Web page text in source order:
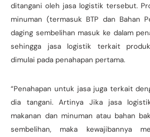
ditangani oleh jasa logistik tersebut.
minuman (termasuk BTP dan Bahan
daging sembelihan masuk ke dalam
sehingga jasa logistik terkait
dimulai pada penahapan pertama.
“Penahapan untuk jasa juga terkait
dia tangani. Artinya Jika jasa
makanan dan minuman atau bahan
sembelihan, maka kewajibannya